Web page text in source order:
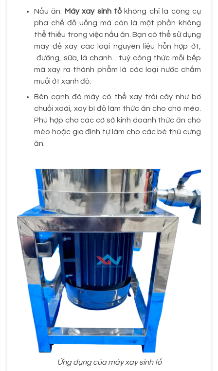
Nấu ăn: Máy xay sinh tố không chỉ là công cụ
pha chế đồ uống mà còn là một phần không
thể thiếu trong việc nấu ăn. Bạn có thể sử dụng
máy để xay các loại nguyên liệu hỗn hợp ớt,
đường, sữa, lá chanh... tuỳ công thức mỗi bếp
mà xay ra thành phẩm là các loại nước chấm
muối ớt xanh đỏ.
Bên cạnh đó máy có thể xay trái cây như bơ
chuối xoài, xay bí đỏ làm thức ăn cho chó mèo.
Phù hợp cho các cơ sở kinh doanh thức ăn chó
mèo hoặc gia đình tự làm cho các bé thú cưng
ăn.
Ứng dụng của máy xay sinh tố